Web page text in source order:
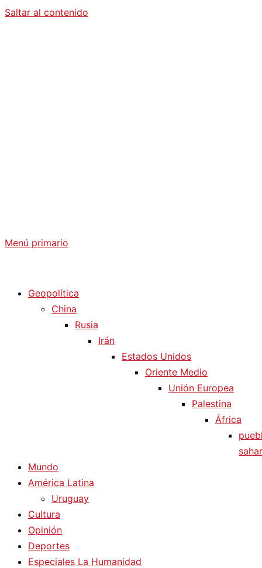
Saltar al contenido
Menú primario
Geopolítica
China
Rusia
Irán
Estados Unidos
Oriente Medio
Unión Europea
Palestina
África
Mundo
América Latina
Uruguay
Cultura
Opinión
Deportes
Especiales La Humanidad